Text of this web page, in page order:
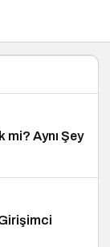
mi? Aynı Şey
Girişimci